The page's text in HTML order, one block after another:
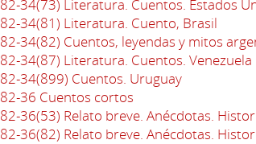
82-34(73) Literatura. Cuentos. Estados
82-34(81) Literatura. Cuento, Brasil
82-34(82) Cuentos, leyendas y mitos
82-34(87) Literatura. Cuentos. Venezuela
82-34(899) Cuentos. Uruguay
82-36 Cuentos cortos
82-36(53) Relato breve. Anécdotas.
82-36(82) Relato breve. Anécdotas.